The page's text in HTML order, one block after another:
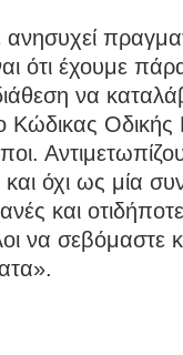
ότι έχουμε
να
Οδικής
και όχι ως μία
και
να σεβόμαστε